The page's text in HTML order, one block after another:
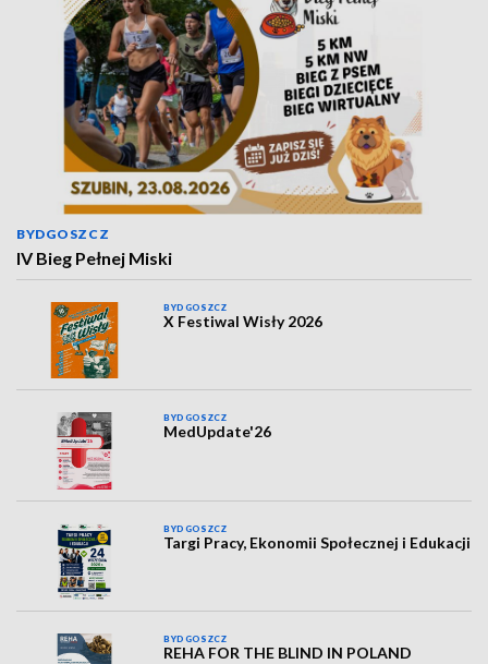
BYDGOSZCZ
IV Bieg Pełnej Miski
BYDGOSZCZ
X Festiwal Wisły 2026
BYDGOSZCZ
MedUpdate'26
BYDGOSZCZ
Targi Pracy, Ekonomii Społecznej i Edukacji
BYDGOSZCZ
REHA FOR THE BLIND IN POLAND